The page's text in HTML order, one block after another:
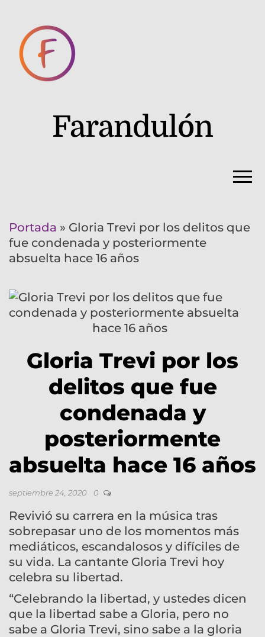
Farandulón
Portada » Gloria Trevi por los delitos que
fue condenada y posteriormente
absuelta hace 16 años
Gloria Trevi por los
delitos que fue
condenada y
posteriormente
absuelta hace 16 años
septiembre 24, 2020 0
Revivió su carrera en la música tras
sobrepasar uno de los momentos más
mediáticos, escandalosos y difíciles de
su vida. La cantante Gloria Trevi hoy
celebra su libertad.
“Celebrando la libertad, y ustedes dicen
que la libertad sabe a Gloria, pero no
sabe a Gloria Trevi, sino sabe a la gloria